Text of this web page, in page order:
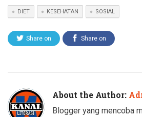
DIET KESEHATAN SOSIAL
Share on Share on
About the Author:
Blogger yang mencoba